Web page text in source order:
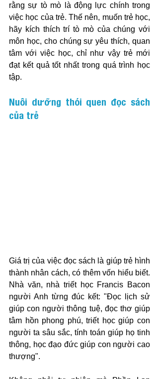
rằng sự tò mò là động lực chính trong
việc học của trẻ. Thế nên, muốn trẻ học,
hãy kích thích trí tò mò của chúng với
môn học, cho chúng sự yêu thích, quan
tâm với việc học, chỉ như vậy trẻ mới
đạt kết quả tốt nhất trong quá trình học
tập.
Nuôi dưỡng thói quen đọc sách
của trẻ
Giá trị của việc đọc sách là giúp trẻ hình
thành nhân cách, có thêm vốn hiểu biết.
Nhà văn, nhà triết học Francis Bacon
người Anh từng đúc kết: "Đọc lịch sử
giúp con người thông tuệ, đọc thơ giúp
tâm hồn phong phú, triết học giúp con
người ta sâu sắc, tính toán giúp họ tinh
thông, học đạo đức giúp con người cao
thượng".